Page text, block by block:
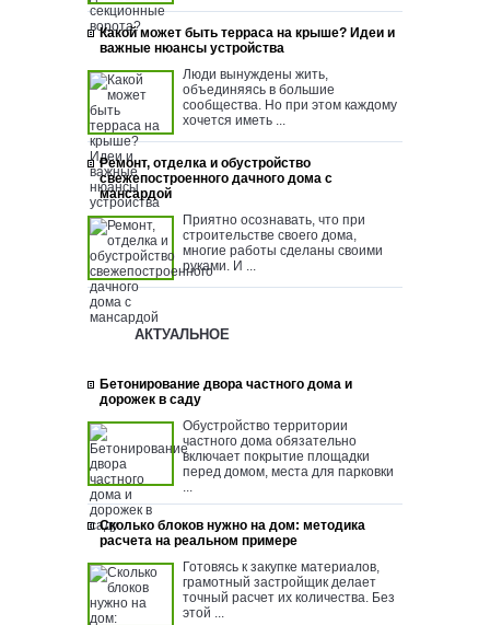
Какой может быть терраса на крыше? Идеи и
важные нюансы устройства
Люди вынуждены жить,
объединяясь в большие
сообщества. Но при этом каждому
хочется иметь ...
Ремонт, отделка и обустройство
свежепостроенного дачного дома с
мансардой
Приятно осознавать, что при
строительстве своего дома,
многие работы сделаны своими
руками. И ...
АКТУАЛЬНОЕ
Бетонирование двора частного дома и
дорожек в саду
Обустройство территории
частного дома обязательно
включает покрытие площадки
перед домом, места для парковки
...
Сколько блоков нужно на дом: методика
расчета на реальном примере
Готовясь к закупке материалов,
грамотный застройщик делает
точный расчет их количества. Без
этой ...